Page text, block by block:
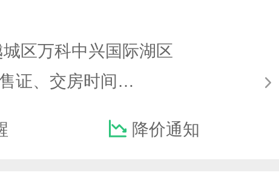
区万科中兴国际湖区
证、交房时间…
降价通知